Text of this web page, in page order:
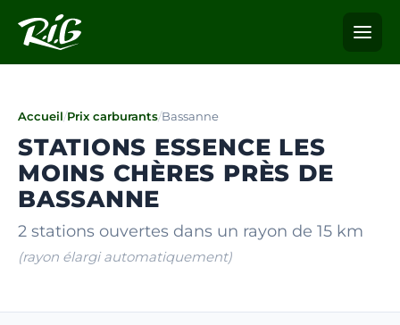
Accueil/Prix carburants/Bassanne
STATIONS ESSENCE LES
MOINS CHÈRES PRÈS DE
BASSANNE
2 stations ouvertes dans un rayon de 15 km
(rayon élargi automatiquement)